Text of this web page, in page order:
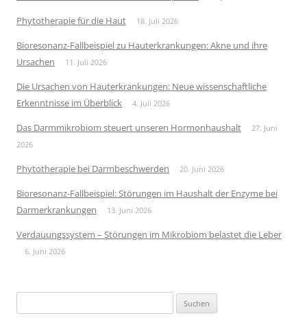
Phytotherapie für die Haut 18. Juli 2026
Bioresonanz-Fallbeispiel zu Hauterkrankungen: Akne und ihre
Ursachen
11. Juli 2026
Die Ursachen von Hauterkrankungen: Neue wissenschaftliche
Erkenntnisse im Überblick
4. Juli 2026
Das Darmmikrobiom steuert unseren Hormonhaushalt
27. Juni
2026
Phytotherapie bei Darmbeschwerden 20. Juni 2026
Bioresonanz-Fallbeispiel: Störungen im Haushalt der Enzyme bei
Darmerkrankungen
13. Juni 2026
Verdauungssystem – Störungen im Mikrobiom belastet die Leber
6. Juni 2026
nach: